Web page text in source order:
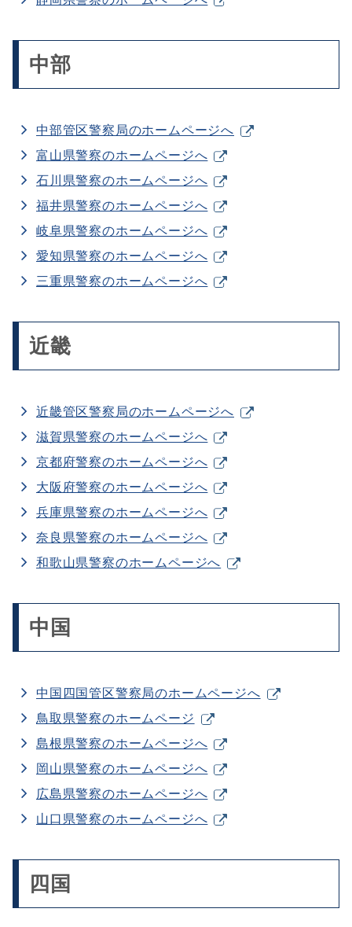
中部
中部管区警察局のホームページへ
富山県警察のホームページへ
石川県警察のホームページへ
福井県警察のホームページへ
岐阜県警察のホームページへ
愛知県警察のホームページへ
三重県警察のホームページへ
近畿
近畿管区警察局のホームページへ
滋賀県警察のホームページへ
京都府警察のホームページへ
大阪府警察のホームページへ
兵庫県警察のホームページへ
奈良県警察のホームページへ
和歌山県警察のホームページへ
中国
中国四国管区警察局のホームページへ
鳥取県警察のホームページ
島根県警察のホームページへ
岡山県警察のホームページへ
広島県警察のホームページへ
山口県警察のホームページへ
四国